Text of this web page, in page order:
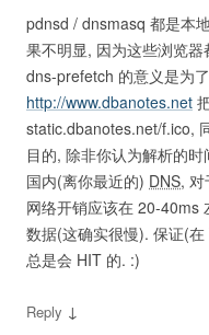
pdnsd / dnsmasq 都是本
果不明显, 因为这些浏览
dns-prefetch 的意义是为
http://www.dbanotes.net
static.dbanotes.net/f.ico,
目的, 除非你认为解析的
国内(离你最近的) DNS,
网络开销应该在 20-40ms
数据(这确实很慢). 保证(
总是会 HIT 的. :)
Reply ↓